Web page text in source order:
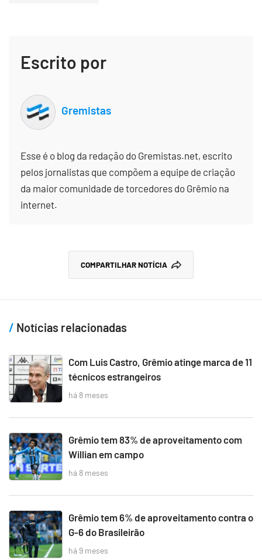
Escrito por
Gremistas
Esse é o blog da redação do Gremistas.net, escrito
pelos jornalistas que compõem a equipe de criação
da maior comunidade de torcedores do Grêmio na
internet.
COMPARTILHAR NOTÍCIA
Notícias relacionadas
Com Luis Castro, Grêmio atinge marca de 11
técnicos estrangeiros
há 8 meses
Grêmio tem 83% de aproveitamento com
Willian em campo
há 8 meses
Grêmio tem 6% de aproveitamento contra o
G-6 do Brasileirão
há 9 meses